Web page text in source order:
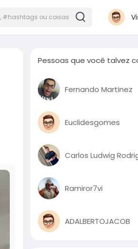
Pessoas que você talvez
Fernando Martinez
Euclidesgomes
Carlos Ludwig
Ramiror7vi
ADALBERTOJACOB